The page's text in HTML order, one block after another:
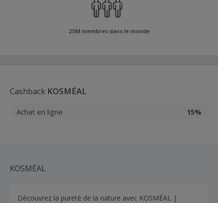
25M membres dans le monde
Cashback KOSMÉAL
Achat en ligne 15%
KOSMÉAL
Découvrez la pureté de la nature avec KOSMÉAL |